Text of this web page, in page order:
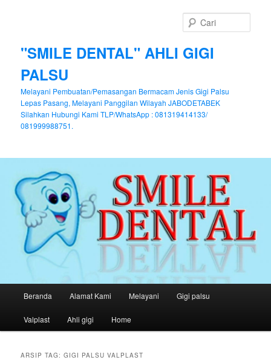
"SMILE DENTAL" AHLI GIGI
PALSU
Melayani Pembuatan/Pemasangan Bermacam Jenis Gigi Palsu
Lepas Pasang, Melayani Panggilan Wilayah JABODETABEK
Silahkan Hubungi Kami TLP/WhatsApp : 081319414133/
081999988751.
Langsung
ke
Langsung
ke
Beranda Alamat Kami Melayani Gigi palsu
Valplast Ahli gigi Home
ARSIP TAG:GIGI PALSU VALPLAST